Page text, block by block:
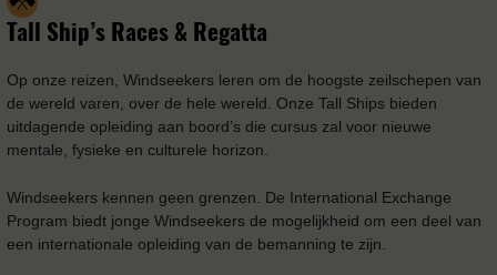
Tall Ship’s Races & Regatta
Op onze reizen, Windseekers leren om de hoogste zeilschepen van
de wereld varen, over de hele wereld. Onze Tall Ships bieden
uitdagende opleiding aan boord’s die cursus zal voor nieuwe
mentale, fysieke en culturele horizon.
Windseekers kennen geen grenzen. De International Exchange
Program biedt jonge Windseekers de mogelijkheid om een ​​deel van
een internationale opleiding van de bemanning te zijn.